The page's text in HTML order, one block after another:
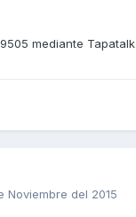
mediante Tapatalk
Noviembre del 2015